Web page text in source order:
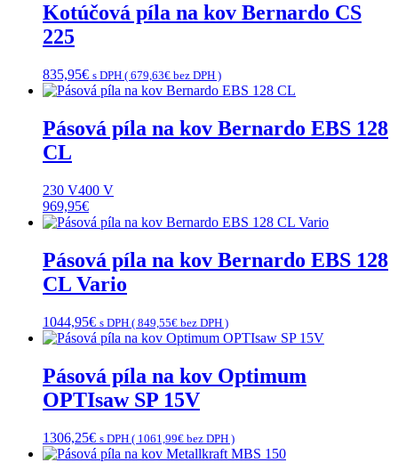
Kotúčová píla na kov Bernardo CS
225
835,95€ s DPH ( 679,63€ bez DPH )
Pásová píla na kov Bernardo EBS 128
CL
230 V400 V
969,95€
Pásová píla na kov Bernardo EBS 128
CL Vario
1044,95€ s DPH ( 849,55€ bez DPH )
Pásová píla na kov Optimum
OPTIsaw SP 15V
1306,25€ s DPH ( 1061,99€ bez DPH )